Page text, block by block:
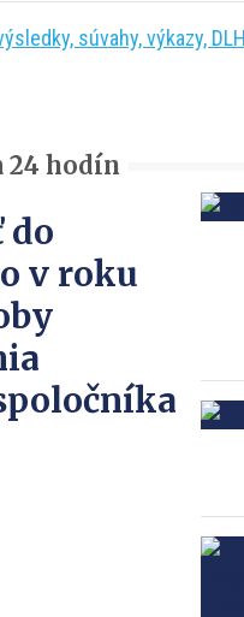
súvahy, výkazy,
24 hodín
do
v roku